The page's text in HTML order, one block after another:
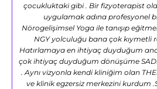
çocukluktaki gibi . Bir fizyoterapist
uygulamak adına profesyonel
Nörogelişimsel Yoga ile tanışıp
NGY yolculuğu bana çok kıymetli
Hatırlamaya en ihtiyaç duyduğum
çok ihtiyaç duyduğum dönüşüme
. Aynı vizyonla kendi kliniğim olan
ve klinik egzersiz merkezini kurdum